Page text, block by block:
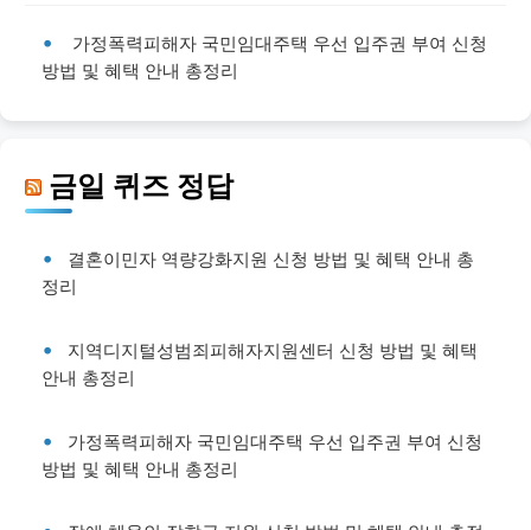
가정폭력피해자 국민임대주택 우선 입주권 부여 신청
방법 및 혜택 안내 총정리
금일 퀴즈 정답
결혼이민자 역량강화지원 신청 방법 및 혜택 안내 총
정리
지역디지털성범죄피해자지원센터 신청 방법 및 혜택
안내 총정리
가정폭력피해자 국민임대주택 우선 입주권 부여 신청
방법 및 혜택 안내 총정리